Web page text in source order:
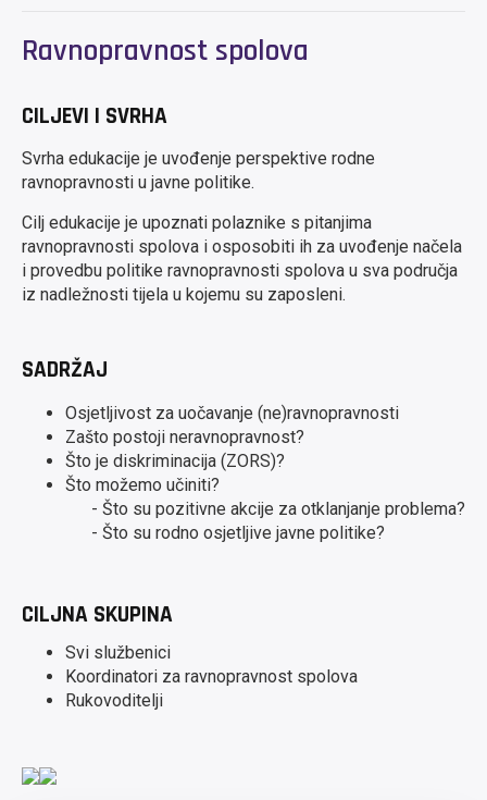
Ravnopravnost spolova
CILJEVI I SVRHA
Svrha edukacije je uvođenje perspektive rodne
ravnopravnosti u javne politike.
Cilj edukacije je upoznati polaznike s pitanjima
ravnopravnosti spolova i osposobiti ih za uvođenje načela
i provedbu politike ravnopravnosti spolova u sva područja
iz nadležnosti tijela u kojemu su zaposleni.
SADRŽAJ
Osjetljivost za uočavanje (ne)ravnopravnosti
Zašto postoji neravnopravnost?
Što je diskriminacija (ZORS)?
Što možemo učiniti?
- Što su pozitivne akcije za otklanjanje problema?
- Što su rodno osjetljive javne politike?
CILJNA SKUPINA
Svi službenici
Koordinatori za ravnopravnost spolova
Rukovoditelji